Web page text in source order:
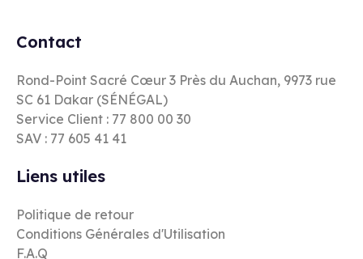
Contact
Rond-Point Sacré Cœur 3 Près du Auchan, 9973 rue
SC 61 Dakar (SÉNÉGAL)
Service Client : 77 800 00 30
SAV : 77 605 41 41
Liens utiles
Politique de retour
Conditions Générales d'Utilisation
F.A.Q